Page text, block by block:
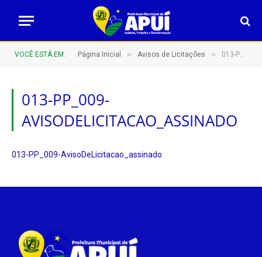
VOCÊ ESTÁ EM: Página Inicial » Avisos de Licitações » 013-PP_009-AvisoDeLicitacao_assinado
013-PP_009-
AVISODELICITACAO_ASSINADO
013-PP_009-AvisoDeLicitacao_assinado